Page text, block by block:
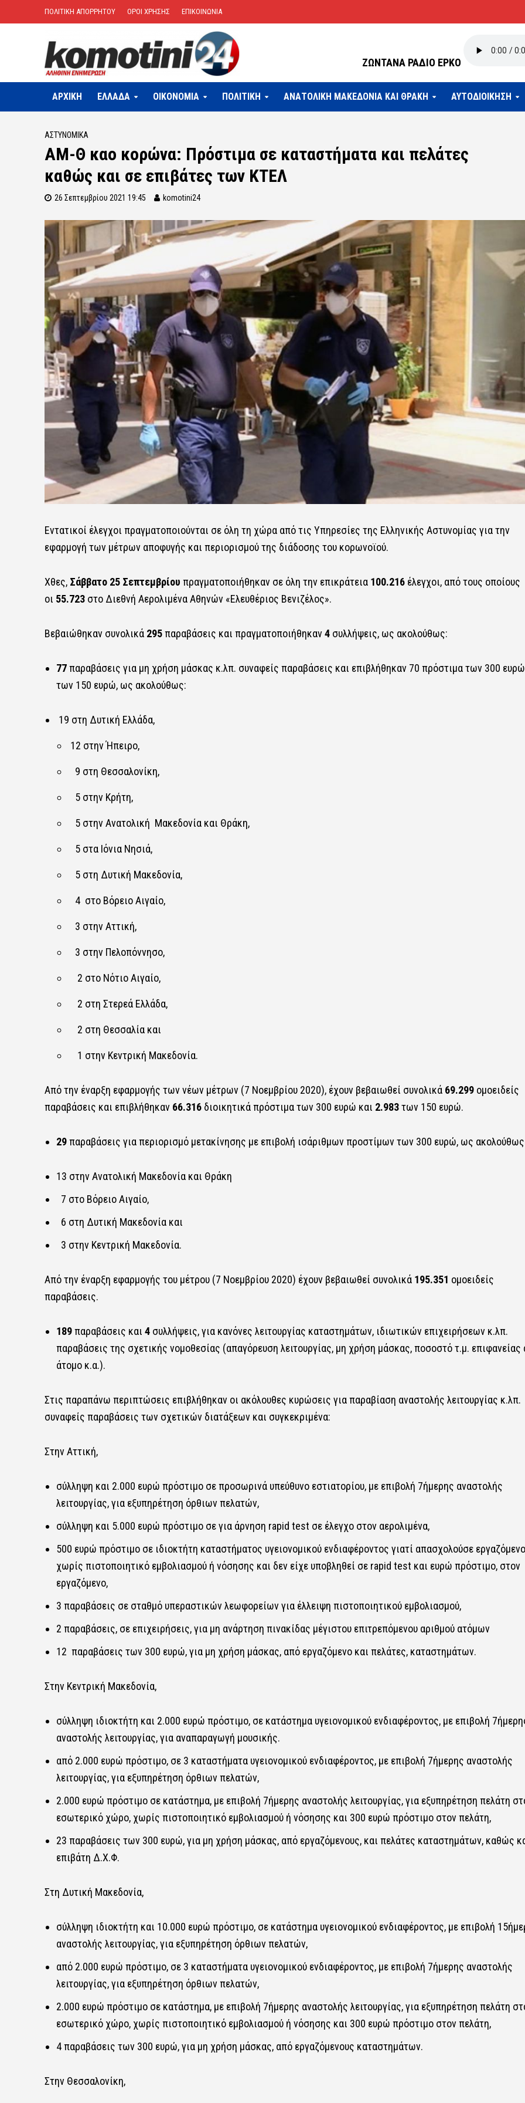
ΠΟΛΙΤΙΚΗ ΑΠΟΡΡΗΤΟΥ ΟΡΟΙ ΧΡΗΣΗΣ ΕΠΙΚΟΙΝΩΝΙΑ
ΖΩΝΤΑΝΑ ΡΑΔΙΟ ΕΡΚΟ
ΑΡΧΙΚΗ ΕΛΛΑΔΑ OIKONOMIA ΠΟΛΙΤΙΚΗ ΑΝΑΤΟΛΙΚΗ ΜΑΚΕΔΟΝΙΑ ΚΑΙ ΘΡΑΚΗ ΑΥΤΟΔΙΟΙΚΗΣΗ
ΑΣΤΥΝΟΜΙΚΆ
ΑΜ-Θ καο κορώνα: Πρόστιμα σε καταστήματα και πελάτες
καθώς και σε επιβάτες των ΚΤΕΛ
26 Σεπτεμβρίου 2021 19:45 komotini24
Εντατικοί έλεγχοι πραγματοποιούνται σε όλη τη χώρα από τις Υπηρεσίες της Ελληνικής Αστυνομίας για την
εφαρμογή των μέτρων αποφυγής και περιορισμού της διάδοσης του κορωνοϊού.
Χθες, Σάββατο 25 Σεπτεμβρίου πραγματοποιήθηκαν σε όλη την επικράτεια 100.216 έλεγχοι, από τους οποίους
οι 55.723 στο Διεθνή Αερολιμένα Αθηνών «Ελευθέριος Βενιζέλος».
Βεβαιώθηκαν συνολικά 295παραβάσεις και πραγματοποιήθηκαν4συλλήψεις, ως ακολούθως:
77παραβάσεις για μη χρήση μάσκας κ.λπ. συναφείς παραβάσεις και επιβλήθηκαν 70 πρόστιμα των 300
των 150 ευρώ, ως ακολούθως:
19 στη Δυτική Ελλάδα,
12 στην Ήπειρο,
9 στη Θεσσαλονίκη,
5 στην Κρήτη,
5 στην Ανατολική Μακεδονία και Θράκη,
5 στα Ιόνια Νησιά,
5 στη Δυτική Μακεδονία,
4 στο Βόρειο Αιγαίο,
3 στην Αττική,
3 στην Πελοπόννησο,
2 στο Νότιο Αιγαίο,
2 στη Στερεά Ελλάδα,
2 στη Θεσσαλία και
1 στην Κεντρική Μακεδονία.
Από την έναρξη εφαρμογής των νέων μέτρων (7 Νοεμβρίου 2020), έχουν βεβαιωθεί συνολικά 69.299 ομοειδείς
παραβάσεις και επιβλήθηκαν 66.316 διοικητικά πρόστιμα των 300 ευρώ και 2.983των 150 ευρώ.
29παραβάσεις για περιορισμό μετακίνησης με επιβολή ισάριθμων προστίμων των 300 ευρώ, ως
13 στην Ανατολική Μακεδονία και Θράκη
7 στο Βόρειο Αιγαίο,
6 στη Δυτική Μακεδονία και
3 στην Κεντρική Μακεδονία.
Από την έναρξη εφαρμογής του μέτρου (7 Νοεμβρίου 2020) έχουν βεβαιωθεί συνολικά 195.351 ομοειδείς
παραβάσεις.
189παραβάσεις και 4συλλήψεις, για κανόνες λειτουργίας καταστημάτων, ιδιωτικών επιχειρήσεων κ.λπ.
παραβάσεις της σχετικής νομοθεσίας (απαγόρευση λειτουργίας, μη χρήση μάσκας, ποσοστό τ.μ. επιφανείας
άτομο κ.α.).
Στις παραπάνω περιπτώσεις επιβλήθηκαν οι ακόλουθες κυρώσεις για παραβίαση αναστολής λειτουργίας κ.λπ.
συναφείς παραβάσεις των σχετικών διατάξεων και συγκεκριμένα:
Στην Αττική,
σύλληψη και 2.000 ευρώ πρόστιμο σε προσωρινά υπεύθυνο εστιατορίου, με επιβολή 7ήμερης αναστολής
λειτουργίας, για εξυπηρέτηση όρθιων πελατών,
σύλληψη και 5.000 ευρώ πρόστιμο σε για άρνηση rapid test σε έλεγχο στον αερολιμένα,
500 ευρώ πρόστιμο σε ιδιοκτήτη καταστήματος υγειονομικού ενδιαφέροντος γιατί απασχολούσε εργαζόμενο
χωρίς πιστοποιητικό εμβολιασμού ή νόσησης και δεν είχε υποβληθεί σε rapid test και ευρώ πρόστιμο, στον
εργαζόμενο,
3 παραβάσεις σε σταθμό υπεραστικών λεωφορείων για έλλειψη πιστοποιητικού εμβολιασμού,
2 παραβάσεις, σε επιχειρήσεις, για μη ανάρτηση πινακίδας μέγιστου επιτρεπόμενου αριθμού ατόμων
12 παραβάσεις των 300 ευρώ, για μη χρήση μάσκας, από εργαζόμενο και πελάτες, καταστημάτων.
Στην Κεντρική Μακεδονία,
σύλληψη ιδιοκτήτη και 2.000 ευρώ πρόστιμο, σε κατάστημα υγειονομικού ενδιαφέροντος, με επιβολή
αναστολής λειτουργίας, για αναπαραγωγή μουσικής.
από 2.000 ευρώ πρόστιμο, σε 3 καταστήματα υγειονομικού ενδιαφέροντος, με επιβολή 7ήμερης αναστολής
λειτουργίας, για εξυπηρέτηση όρθιων πελατών,
2.000 ευρώ πρόστιμο σε κατάστημα, με επιβολή 7ήμερης αναστολής λειτουργίας, για εξυπηρέτηση πελάτη
εσωτερικό χώρο, χωρίς πιστοποιητικό εμβολιασμού ή νόσησης και 300 ευρώ πρόστιμο στον πελάτη,
23 παραβάσεις των 300 ευρώ, για μη χρήση μάσκας, από εργαζόμενους, και πελάτες καταστημάτων, καθώς
επιβάτη Δ.Χ.Φ.
Στη Δυτική Μακεδονία,
σύλληψη ιδιοκτήτη και 10.000 ευρώ πρόστιμο, σε κατάστημα υγειονομικού ενδιαφέροντος, με επιβολή
αναστολής λειτουργίας, για εξυπηρέτηση όρθιων πελατών,
από 2.000 ευρώ πρόστιμο, σε 3 καταστήματα υγειονομικού ενδιαφέροντος, με επιβολή 7ήμερης αναστολής
λειτουργίας, για εξυπηρέτηση όρθιων πελατών,
2.000 ευρώ πρόστιμο σε κατάστημα, με επιβολή 7ήμερης αναστολής λειτουργίας, για εξυπηρέτηση πελάτη
εσωτερικό χώρο, χωρίς πιστοποιητικό εμβολιασμού ή νόσησης και 300 ευρώ πρόστιμο στον πελάτη,
4 παραβάσεις των 300 ευρώ, για μη χρήση μάσκας, από εργαζόμενους καταστημάτων.
Στην Θεσσαλονίκη,